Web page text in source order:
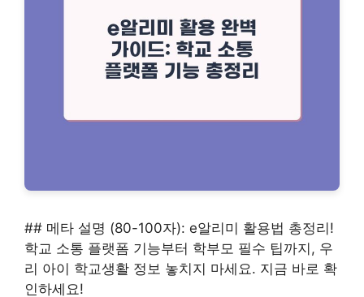
## 메타 설명 (80-100자): e알리미 활용법 총정리!
학교 소통 플랫폼 기능부터 학부모 필수 팁까지, 우
리 아이 학교생활 정보 놓치지 마세요. 지금 바로 확
인하세요!